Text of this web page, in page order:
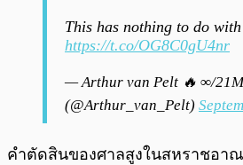
This has nothing to do
https://t.co/OG8C0gU4nr
— Arthur van Pelt 🔥 ∞/21M
(@Arthur_van_Pelt)
คำตัดสินของศาลสูงในสหราชอา